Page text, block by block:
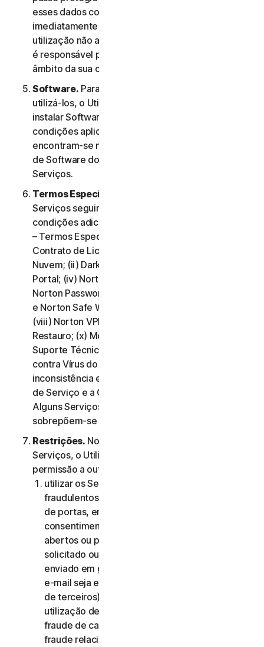
esses dados com outras pessoas e deve notificar
imediatamente a NortonLifeLock em caso de
utilização não autorizada dos mesmos. O Utilizador
é responsável por todas as atividades efetuadas no
âmbito da sua conta.
Software. Para aceder a determinados Serviços e
utilizá-los, o Utilizador poderá ter de transferir e
instalar Software num Dispositivo. Os termos e
condições aplicáveis à utilização desse Software
encontram-se na Cláusula 3.ª – Termos de Licença
de Software do presente Contrato de Licença e
Serviços.
Termos Específicos de Alguns Serviços.
Serviços seguintes estão sujeitos a termos e
condições adicionais, estabelecidos na Cláusula 4.ª
– Termos Específicos de Alguns Serviços do
Contrato de Licença e Serviços: (i) Backup na
Nuvem; (ii) Dark Web Monitoring; (iii) Norton Credit
Portal; (iv) Norton Family e Controlo Parental; (v)
Norton Password Manager; (vi) Norton Safe Search
e Norton Safe Web; (vii) Norton Small Business;
(viii) Norton VPN (ix) Serviços de Suporte de
Restauro; (x) Monitorização de Redes Sociais e (xi)
Suporte Técnico (incluindo Promessa de Proteção
contra Vírus do Norton). Em caso de conflito ou
inconsistência entre a Cláusula 2.ª – Termos Gerais
de Serviço e a Cláusula 4.ª – Termos Específicos de
Alguns Serviços, os termos da Cláusula 4.ª
sobrepõem-se aos da Cláusula 2.ª.
Restrições. No que diz respeito à utilização dos
Serviços, o Utilizador não pode, nem pode dar
permissão a outra pessoa para:
utilizar os Serviços para quaisquer fins
fraudulentos, incluindo, sem limitação, análise
de portas, envio de spam, envio de e-mails de
consentimento, análise de reencaminhamentos
abertos ou proxies abertos, envio de e-mail não
solicitado ou qualquer versão ou tipo de e-mail
enviado em grandes quantidades (mesmo que o
e-mail seja encaminhado através de servidores
de terceiros), qualquer imposição de pop-ups,
utilização de cartões de crédito roubados,
fraude de cartões de crédito, fraude financeira,
fraude relacionada com criptomoedas,